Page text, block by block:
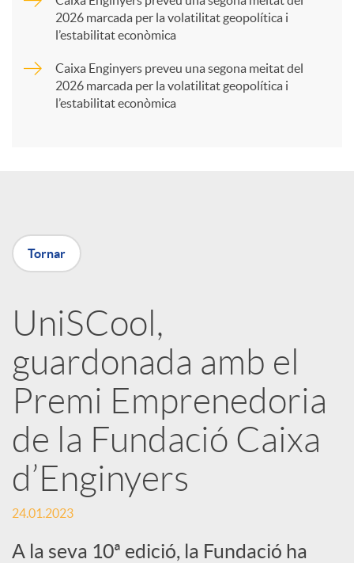
X
r
x
e
s
S
2026 marcada per la volatilitat geopolítica i
l’estabilitat econòmica
Caixa Enginyers preveu una segona meitat del
2026 marcada per la volatilitat geopolítica i
l’estabilitat econòmica
Tornar
UniSCool,
guardonada amb el
Premi Emprenedoria
de la Fundació Caixa
d’Enginyers
24.01.2023
A la seva 10ª edició, la Fundació ha